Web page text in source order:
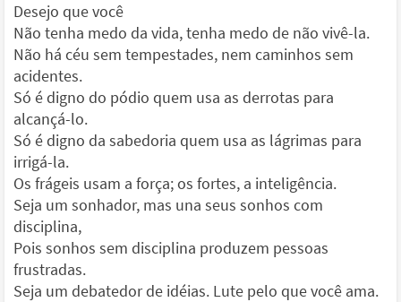
Desejo que você
Não tenha medo da vida, tenha medo de não vivê-la.
Não há céu sem tempestades, nem caminhos sem
acidentes.
Só é digno do pódio quem usa as derrotas para
alcançá-lo.
Só é digno da sabedoria quem usa as lágrimas para
irrigá-la.
Os frágeis usam a força; os fortes, a inteligência.
Seja um sonhador, mas una seus sonhos com
disciplina,
Pois sonhos sem disciplina produzem pessoas
frustradas.
Seja um debatedor de idéias. Lute pelo que você ama.